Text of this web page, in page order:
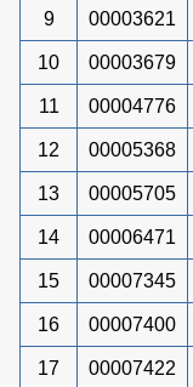
9 00003621
10 00003679
11 00004776
12 00005368
13 00005705
14 00006471
15 00007345
16 00007400
17 00007422